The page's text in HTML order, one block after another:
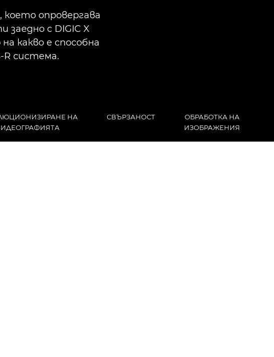
което опровергава
заедно с DIGIC X
какво е способна
R система.
НА
СВЪРЗАНОСТ
ОБРАБОТКА НА
ИЗОБРАЖЕНИЯ